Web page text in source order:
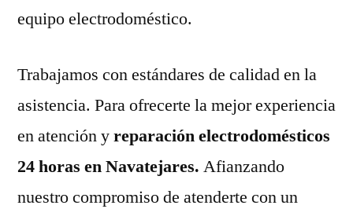
equipo electrodoméstico.
Trabajamos con estándares de calidad en la
asistencia. Para ofrecerte la mejor experiencia
en atención yreparación electrodomésticos
24 horas en Navatejares. Afianzando
nuestro compromiso de atenderte con un